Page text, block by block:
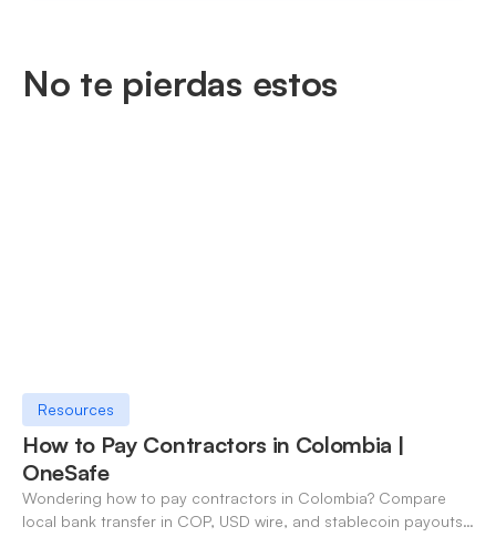
No te pierdas estos
Resources
How to Pay Contractors in Colombia |
OneSafe
Wondering how to pay contractors in Colombia? Compare
local bank transfer in COP, USD wire, and stablecoin payouts.